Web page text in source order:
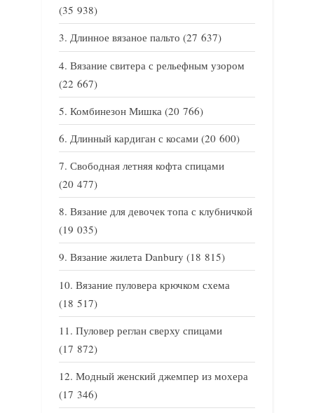
(35 938)
Длинное вязаное пальто (27 637)
Вязание свитера с рельефным узором
(22 667)
Комбинезон Мишка (20 766)
Длинный кардиган с косами (20 600)
Свободная летняя кофта спицами
(20 477)
Вязание для девочек топа с клубничкой
(19 035)
Вязание жилета Danbury (18 815)
Вязание пуловера крючком схема
(18 517)
Пуловер реглан сверху спицами
(17 872)
Модный женский джемпер из мохера
(17 346)